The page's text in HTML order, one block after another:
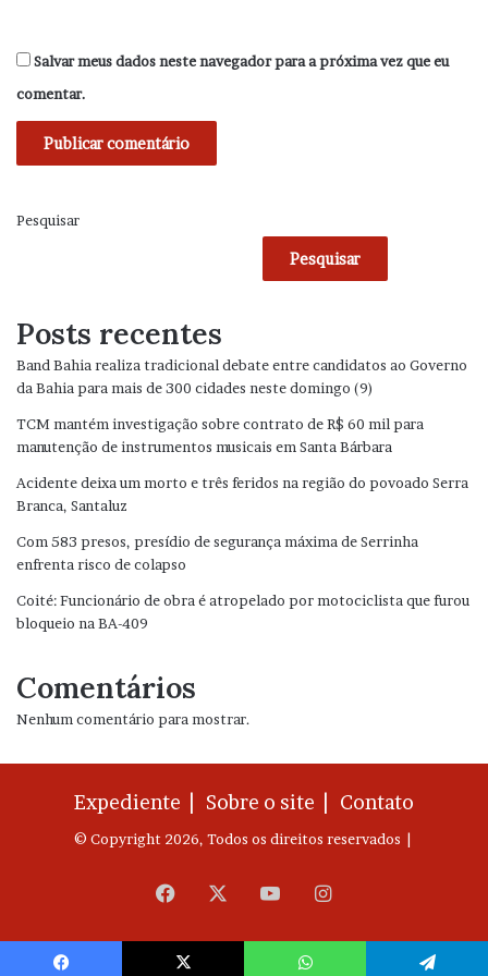
Salvar meus dados neste navegador para a próxima vez que eu
comentar.
Pesquisar
Pesquisar
Posts recentes
Band Bahia realiza tradicional debate entre candidatos ao Governo
da Bahia para mais de 300 cidades neste domingo (9)
TCM mantém investigação sobre contrato de R$ 60 mil para
manutenção de instrumentos musicais em Santa Bárbara
Acidente deixa um morto e três feridos na região do povoado Serra
Branca, Santaluz
Com 583 presos, presídio de segurança máxima de Serrinha
enfrenta risco de colapso
Coité: Funcionário de obra é atropelado por motociclista que furou
bloqueio na BA-409
Comentários
Nenhum comentário para mostrar.
Expediente | Sobre o site | Contato
© Copyright 2026, Todos os direitos reservados |
Facebook YouTubeInstagram